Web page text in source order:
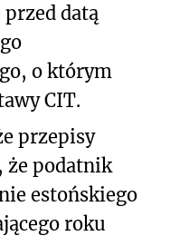
przed datą
o którym
CIT.
przepisy
że podatnik
estońskiego
roku